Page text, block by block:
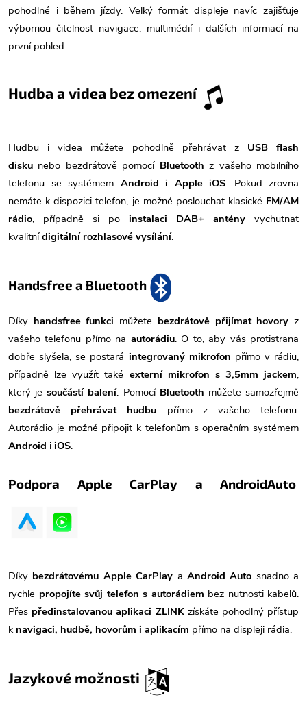
pohodlné i během jízdy. Velký formát displeje navíc zajišťuje
výbornou čitelnost navigace, multimédií i dalších informací na
první pohled.
Hudba a videa bez omezení
Hudbu i videa můžete pohodlně přehrávat z
USB flash
disku nebo bezdrátově pomocí Bluetooth z vašeho mobilního
telefonu se systémem Android i Apple iOS. Pokud zrovna
nemáte k dispozici telefon, je možné poslouchat klasické FM/AM
rádio, případně si po instalaci DAB+ antény
vychutnat
kvalitní digitální rozhlasové vysílání.
Handsfree a Bluetooth
Díky handsfree funkci můžete bezdrátově přijímat hovory z
vašeho telefonu přímo na autorádiu. O to, aby vás protistrana
dobře slyšela, se postará integrovaný mikrofon přímo v rádiu,
případně lze využít také externí mikrofon s 3,5mm jackem,
který jesoučástí balení. Pomocí Bluetooth můžete samozřejmě
bezdrátově přehrávat hudbu přímo z vašeho telefonu.
Autorádio je možné připojit k telefonům s operačním systémem
Android i iOS.
Podpora Apple CarPlay a AndroidAuto
Díky bezdrátovému Apple CarPlay a Android Auto snadno a
rychle propojíte svůj telefon s autorádiem bez nutnosti kabelů.
Přes předinstalovanou aplikaci ZLINKzískáte pohodlný přístup
k navigaci, hudbě, hovorům i aplikacím přímo na displeji rádia.
Jazykové možnosti